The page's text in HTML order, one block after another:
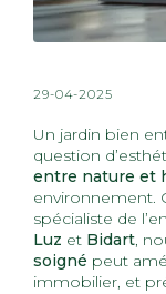
29-04-2025
Un jardin bien
question
entre nature et
environnement.
spécialiste de
Luz et Bidart,
soigné peut
immobilier, et